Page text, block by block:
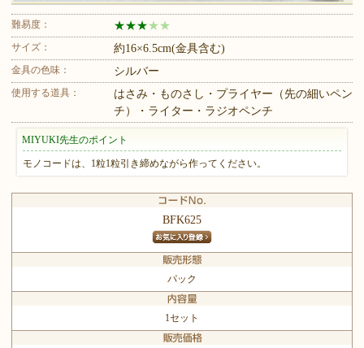
難易度： ★★★ ★ ★
サイズ： 約16×6.5cm(金具含む)
金具の色味： シルバー
使用する道具：
はさみ・ものさし・プライヤー（先の細いペン
チ）・ライター・ラジオペンチ
MIYUKI先生のポイント
モノコードは、1粒1粒引き締めながら作ってください。
BFK625
パック
1セット